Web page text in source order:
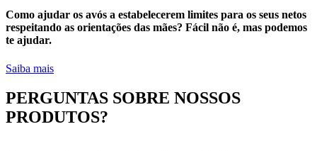
Como ajudar os avós a estabelecerem limites para os seus netos
respeitando as orientações das mães? Fácil não é, mas podemos
te ajudar.
Saiba mais
PERGUNTAS SOBRE NOSSOS
PRODUTOS?